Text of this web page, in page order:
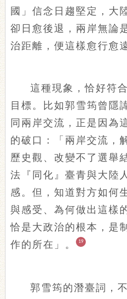
國」信念日趨堅定，大
卻日愈後退，兩岸無論
治距離，便這樣愈行愈
這種現象，恰好符
目標。比如郭雪筠曾隱
同兩岸交流，正是因為
的破口：「兩岸交流，
歷史觀、改變不了選舉
法『同化』臺青與大陸
感。但，知道對方如何
與感受、為何做出這樣
恰是大政治的根本，是
作的所在」。
19
郭雪筠的潛臺詞，